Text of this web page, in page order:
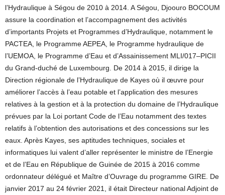
l’Hydraulique à Ségou de 2010 à 2014. A Ségou, Djoouro BOCOUM
assure la coordination et l’accompagnement des activités
d’importants Projets et Programmes d’Hydraulique, notamment le
PACTEA, le Programme AEPEA, le Programme hydraulique de
l’UEMOA, le Programme d’Eau et d’Assainissement MLI/017–PICII
du Grand-duché de Luxembourg. De 2014 à 2015, il dirige la
Direction régionale de l’Hydraulique de Kayes où il œuvre pour
améliorer l’accès à l’eau potable et l’application des mesures
relatives à la gestion et à la protection du domaine de l’Hydraulique
prévues par la Loi portant Code de l’Eau notamment des textes
relatifs à l’obtention des autorisations et des concessions sur les
eaux. Après Kayes, ses aptitudes techniques, sociales et
informatiques lui valent d’aller représenter le ministre de l’Energie
et de l’Eau en République de Guinée de 2015 à 2016 comme
ordonnateur délégué et Maître d’Ouvrage du programme GIRE. De
janvier 2017 au 24 février 2021, il était Directeur national Adjoint de